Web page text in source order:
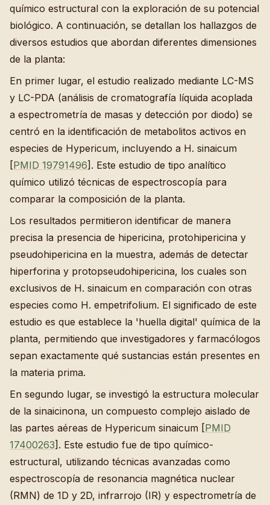
químico estructural con la exploración de su potencial
biológico. A continuación, se detallan los hallazgos de
diversos estudios que abordan diferentes dimensiones
de la planta:
En primer lugar, el estudio realizado mediante LC-MS
y LC-PDA (análisis de cromatografía líquida acoplada
a espectrometría de masas y detección por diodo) se
centró en la identificación de metabolitos activos en
especies de Hypericum, incluyendo a H. sinaicum
[PMID 19791496]. Este estudio de tipo analítico
químico utilizó técnicas de espectroscopía para
comparar la composición de la planta.
Los resultados permitieron identificar de manera
precisa la presencia de hipericina, protohipericina y
pseudohipericina en la muestra, además de detectar
hiperforina y protopseudohipericina, los cuales son
exclusivos de H. sinaicum en comparación con otras
especies como H. empetrifolium. El significado de este
estudio es que establece la 'huella digital' química de la
planta, permitiendo que investigadores y farmacólogos
sepan exactamente qué sustancias están presentes en
la materia prima.
En segundo lugar, se investigó la estructura molecular
de la sinaicinona, un compuesto complejo aislado de
las partes aéreas de Hypericum sinaicum [PMID
17400263]. Este estudio fue de tipo químico-
estructural, utilizando técnicas avanzadas como
espectroscopía de resonancia magnética nuclear
(RMN) de 1D y 2D, infrarrojo (IR) y espectrometría de